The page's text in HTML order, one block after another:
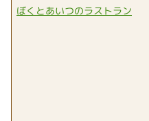
ぼくとあいつのラストラン